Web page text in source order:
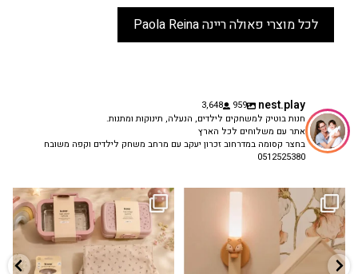
לכל מוצרי פאולה ריינה Paola Reina
nest.play
959
3,648
חנות בוטיק למשחקים לילדים, הנעלה, תינוקות ומתנות.
אתר עם משלוחים לכל הארץ
בחצר קסומה במדרחוב זכרון יעקב עם מרחב משחק לילדים וקפה משובח
0512525380
✨ חוזרים למסגרת בסטייל! ✨
הקולקציה החדשה...
9 4
גם פריט עיצובי לחדר, גם מנורת לילה
...
3 0